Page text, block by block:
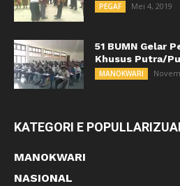
PEGAF Mei 4, 2019
51 BUMN Gelar
Khusus Putra/
MANOKWARI
KATEGORI E
MANOKWARI
NASIONAL